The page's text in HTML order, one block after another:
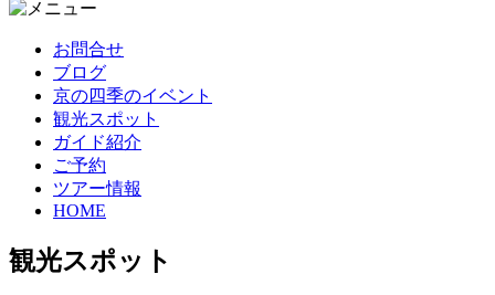
お問合せ
ブログ
京の四季のイベント
観光スポット
ガイド紹介
ご予約
ツアー情報
HOME
観光スポット